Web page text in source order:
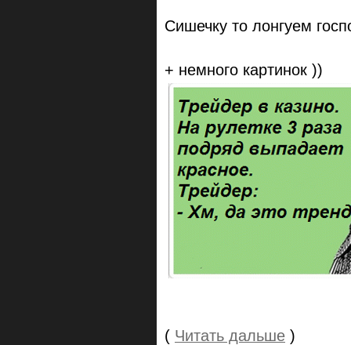
Сишечку то лонгуем
+ немного картинок ))
( Читать дальше )